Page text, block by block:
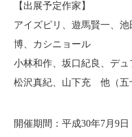
【出展予定作家】
アイズピリ、遊馬賢一、
博、カシニョール
小林和作、坂口紀良、デュ
松沢真紀、山下充 他（五
開催期間：平成30年7月9